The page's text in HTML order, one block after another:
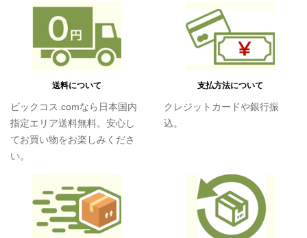
送料について
ビックコス.comなら日本国内
指定エリア送料無料。安心し
てお買い物をお楽しみくださ
い。
支払方法について
クレジットカードや銀行振
込。